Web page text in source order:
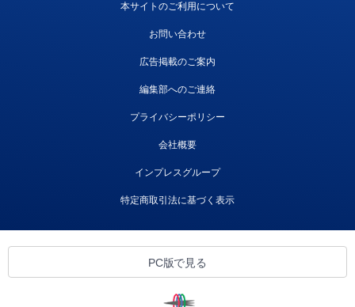
本サイトのご利用について
お問い合わせ
広告掲載のご案内
編集部へのご連絡
プライバシーポリシー
会社概要
インプレスグループ
特定商取引法に基づく表示
PC版で見る